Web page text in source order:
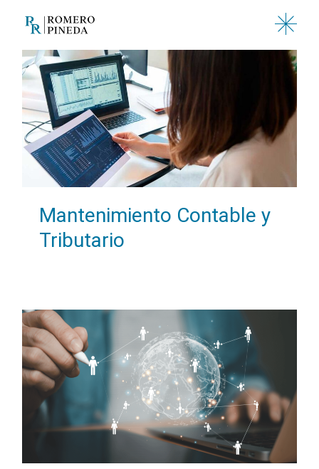
contenido
Mantenimiento Contable y
Tributario